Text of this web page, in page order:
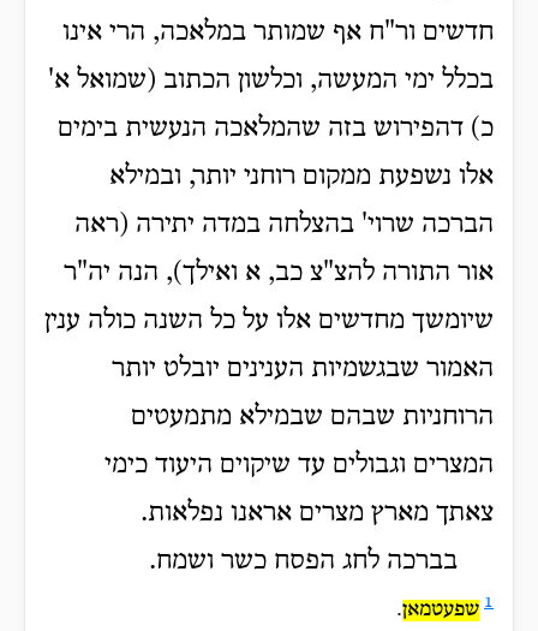
חדשים ור"ח אף שמותר במלאכה, הרי אינו
בכלל ימי המעשה, וכלשון הכתוב (שמואל א'
כ) דהפירוש בזה שהמלאכה הנעשית בימים
אלו נשפעת ממקום רוחני יותר, ובמילא
הברכה שרוי' בהצלחה במדה יתירה (ראה
אור התורה להצ"צ כב, א ואילך), הנה יה"ר
שיומשך מחדשים אלו על כל השנה כולה ענין
האמור שבגשמיות הענינים יובלט יותר
הרוחניות שבהם שבמילא מתמעטים
המצרים וגבולים עד שיקוים היעוד כימי
צאתך מארץ מצרים אראנו נפלאות.
בברכה לחג הפסח כשר ושמח.
1 שפעטמאן.